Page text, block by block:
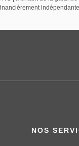
indépendante
NOS